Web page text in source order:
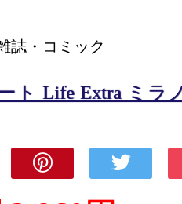
誌・コミック
ト Life Extra ミラ